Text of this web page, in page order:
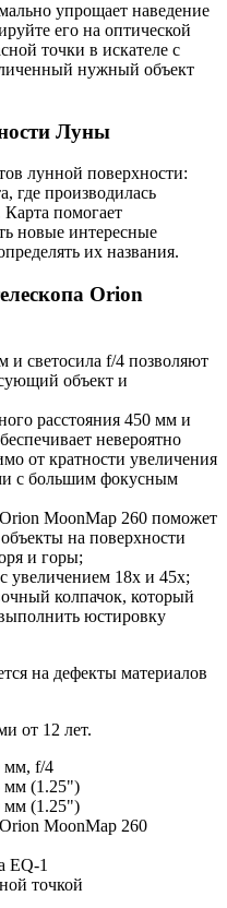
упрощает наведение
его на оптической
точки в искателе с
нужный объект
Луны
лунной поверхности:
где производилась
Карта помогает
новые интересные
их названия.
Orion
и светосила f/4 позволяют
объект и
расстояния 450 мм и
невероятно
от кратности увеличения
с большим фокусным
MoonMap 260 поможет
на поверхности
и горы;
увеличением 18х и 45х;
колпачок, который
юстировку
на дефекты материалов
от 12 лет.
мм, f/4
мм (1.25")
мм (1.25")
MoonMap 260
EQ-1
точкой